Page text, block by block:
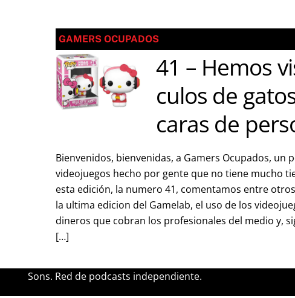
GAMERS OCUPADOS
41 – Hemos
culos de
caras de
Bienvenidos, bienvenidas, a Gamers Ocupados, un
videojuegos hecho por gente que no tiene mucho
esta edición, la numero 41, comentamos entre
la ultima edicion del Gamelab, el uso de los
dineros que cobran los profesionales del medio y,
[…]
Sons. Red de podcasts independiente.